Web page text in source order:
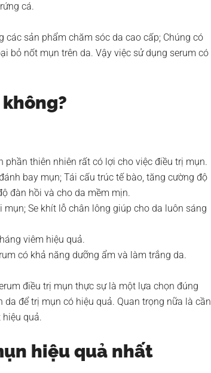
cá.
sản phẩm chăm sóc da cao cấp; Chúng có
bỏ nốt mụn trên da. Vậy việc sử dụng serum có
thiên nhiên rất có lợi cho việc điều trị mụn.
bay mụn; Tái cấu trúc tế bào, tăng cường độ
đàn hồi và cho da mềm mịn.
Se khít lỗ chân lông giúp cho da luôn sáng
viêm hiệu quả.
có khả năng dưỡng ẩm và làm trắng da.
điều trị mụn thực sự là một lựa chọn đúng
để trị mụn có hiệu quả. Quan trọng nữa là cần
quả.
hiệu quả nhất